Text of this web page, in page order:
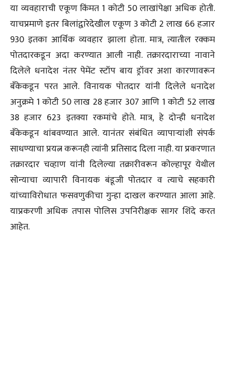
या व्यवहाराची एकूण किंमत 1 कोटी 50 लाखांपेक्षा अधिक होती.
याचप्रमाणे इतर बिलांद्वारेदेखील एकूण 3 कोटी 2 लाख 66 हजार
930 इतका आर्थिक व्यवहार झाला होता. मात्र, त्यातील रक्कम
पोतदारकडून अदा करण्यात आली नाही. तक्रारदाराच्या नावाने
दिलेले धनादेश नंतर पेमेंट स्टॉप बाय ड्रॉवर अशा कारणावरून
बँकेकडून परत आले. विनायक पोतदार यांनी दिलेले धनादेश
अनुक्रमे 1 कोटी 50 लाख 28 हजार 307 आणि 1 कोटी 52 लाख
38 हजार 623 इतक्या रकमांचे होते. मात्र, हे दोन्ही धनादेश
बँकेकडून थांबवण्यात आले. यानंतर संबंधित व्यापार्‍यांशी संपर्क
साधण्याचा प्रयत्न करूनही त्यांनी प्रतिसाद दिला नाही. या प्रकरणात
तक्रारदार चव्हाण यांनी दिलेल्या तक्रारीवरून कोल्हापूर येथील
सोन्याचा व्यापारी विनायक बंडूजी पोतदार व त्याचे सहकारी
यांच्याविरोधात फसवणुकीचा गुन्हा दाखल करण्यात आला आहे.
याप्रकरणी अधिक तपास पोलिस उपनिरीक्षक सागर शिंदे करत
आहेत.